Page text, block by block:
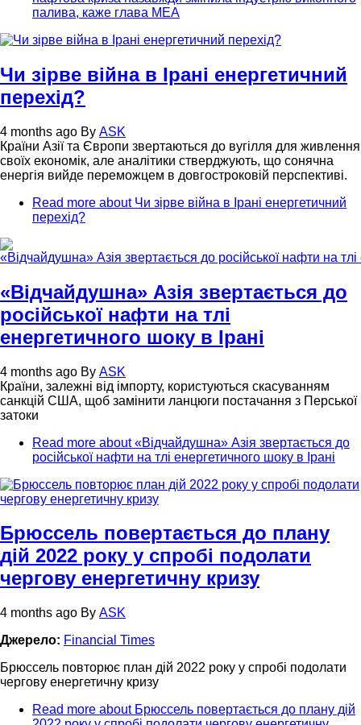
палива, каже глава МЕА
Чи зірве війна в Ірані енергетичний
перехід?
4 months ago By ASK
Країни Азії та Європи звертаються до вугілля для живлення
своїх економік, але аналітики стверджують, що сонячна
енергія вийде переможцем в довгостроковій перспективі.
Read more about Чи зірве війна в Ірані енергетичний
перехід?
«Відчайдушна» Азія звертається до
російської нафти на тлі
енергетичного шоку в Ірані
4 months ago By ASK
Країни, залежні від імпорту, користуються скасуванням
санкцій США, щоб замінити ланцюги постачання з Перської
затоки
Read more about «Відчайдушна» Азія звертається до
російської нафти на тлі енергетичного шоку в Ірані
Брюссель повертається до плану
дій 2022 року у спробі подолати
чергову енергетичну кризу
4 months ago By ASK
Джерело: Financial Times
Брюссель повторює план дій 2022 року у спробі подолати
чергову енергетичну кризу
Read more about Брюссель повертається до плану дій